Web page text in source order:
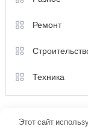
Ремонт
Техника
Этот сайт